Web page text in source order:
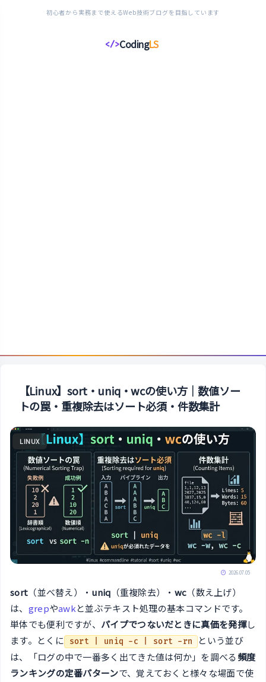
初心者から実務まで使えるWeb技術ブログを目指しています
</>CodingLS
コ
【Linux】sort・uniq・wcの使い方｜数値ソー
トの罠・重複除去はソート必須・件数集計
LINUX
2026.07.05
sort （並べ替え）・ uniq （重複除去）・ wc （数え上げ）
は、 grepやawkと並ぶテキスト処理の基本コマンドです。
単体でも便利ですが、 パイプでつないだときに真価を発揮し
ます。とくに
sort | uniq -c | sort -rn
という並び
は、「ログの中で一番多く出てきた値は何か」を調べる頻度
ランキングの定番パターンで、覚えておくと様々な場面で使